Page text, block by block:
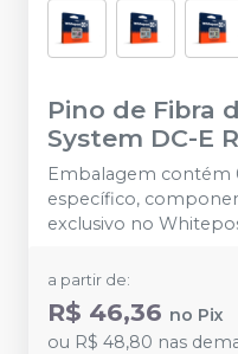
Pino de Fibra
System DC-E
Embalagem contém
específico,
exclusivo no
a partir de:
R$ 46,36 no Pix
ou R$ 48,80 nas